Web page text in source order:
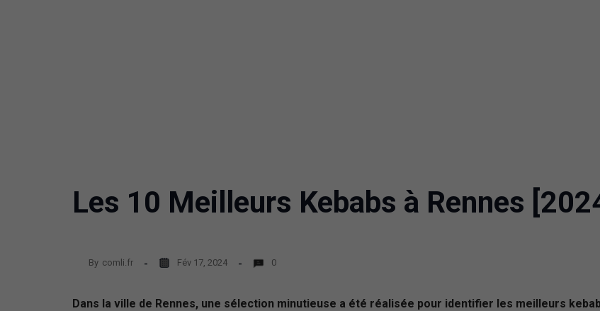
Les 10 Meilleurs Kebabs à Rennes
By comli.fr Fév 17, 2024 0
Dans la ville de Rennes, une sélection minutieuse a été réalisée pour identifier les meilleurs